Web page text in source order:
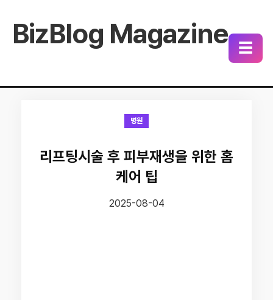
BizBlog Magazine ☰
병원
리프팅시술 후 피부재생을 위한 홈
케어 팁
2025-08-04